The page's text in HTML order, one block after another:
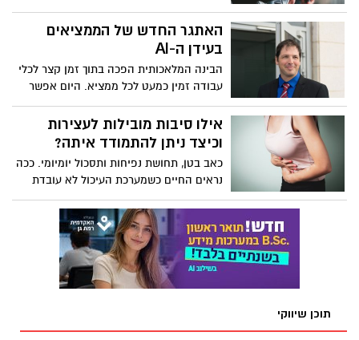
שהתאמן פעם בנעליים הלא נכונות מכיר את
התסכול הזה. Hoka נכנסה לשוק הישראלי
בסערה בדיוק בגלל שהיא פותרת את הבעיות
האלו, ובמדריך הזה נראה איך לבחור את
המודל שמתאים לכם באמת, מריצה עד
יומיום. הבחירה בנעל הנכונה היא לא עניין של
אופנה בלבד. היא משפיעה על היציבה, על
הברכיים ועל היכולת להתמיד בפעילות גופנית
לאורך זמן. מי שרוצה להבין מה מייחד את
Hoka ואיך למצוא את המודל המתאים, ימצא
כאן תשובות פרקטיות וברורות.
האתגר החדש של הממציאים
בעידן ה-AI
הבינה המלאכותית הפכה בתוך זמן קצר לכלי
עבודה זמין כמעט לכל ממציא. היום אפשר
להקליד תיאור של רעיון חדש ולקבל בתוך
שניות מידע על מוצרים דומים, פטנטים
קיימים, טכנולוגיות קרובות ואפילו הצעות
לשיפור ההמצאה. זו התפתחות מבורכת,
ובמקרים רבים היא גם יכולה לחסוך זמן
ולעזור לממציא להגיע מוכן יותר לפגישה עם
איש מקצוע.
אילו סיבות מובילות לעצירות
וכיצד ניתן להתמודד איתה?
כאב בטן, תחושת נפיחות ותסכול יומיומי. ככה
נראים החיים כשמערכת העיכול לא עובדת
כמו שצריך. הבעיה נפוצה הרבה יותר ממה
שנהוג לחשוב, והיא פוגעת באיכות החיים של
אנשים בכל גיל.
תוכן שיווקי